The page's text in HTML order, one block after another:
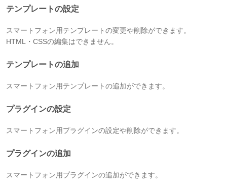
テンプレートの設定
スマートフォン用テンプレートの変更や削除ができます。
HTML・CSSの編集はできません。
テンプレートの追加
スマートフォン用テンプレートの追加ができます。
プラグインの設定
スマートフォン用プラグインの設定や削除ができます。
プラグインの追加
スマートフォン用プラグインの追加ができます。